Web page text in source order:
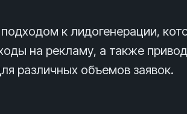
к лидогенерации,
на рекламу, а также
различных объемов заявок.